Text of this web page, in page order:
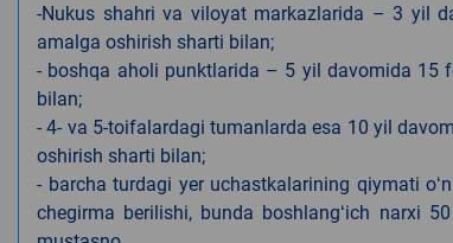
-Nukus shahri va viloyat markazlarida – 3 yil
amalga oshirish sharti bilan;
- boshqa aholi punktlarida – 5 yil davomida 15
bilan;
- 4- va 5-toifalardagi tumanlarda esa 10 yil
oshirish sharti bilan;
- barcha turdagi yer uchastkalarining qiymati
chegirma berilishi, bunda boshlangʻich narxi